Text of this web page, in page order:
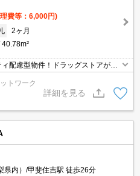
費等：6,000円)
2ヶ月
40.78m²
配慮型物件！ドラッグストアが近
トワーク
詳細を見る
県内）/甲斐住吉駅 徒歩26分